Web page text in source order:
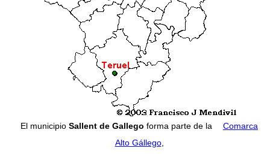
El municipio Sallent de Gallego forma parte de la
Comarca
Alto Gállego,